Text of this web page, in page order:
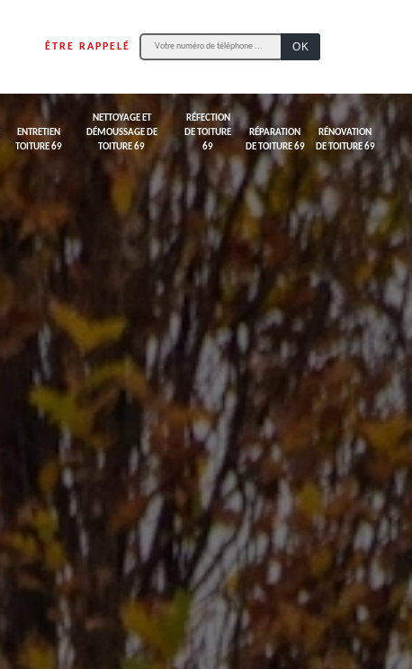
ÊTRE RAPPELÉ
ENTRETIEN
TOITURE 69
NETTOYAGE ET
DÉMOUSSAGE DE
TOITURE 69
RÉFECTION
DE TOITURE
69
RÉPARATION
DE TOITURE 69
RÉNOVATION
DE TOITURE 69